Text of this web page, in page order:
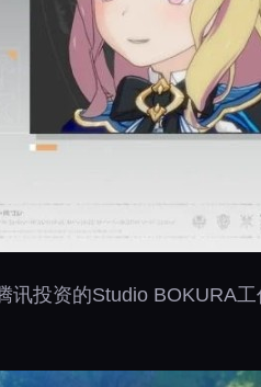
讯投资的Studio BOKURA